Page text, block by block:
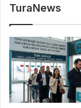
TuraNews